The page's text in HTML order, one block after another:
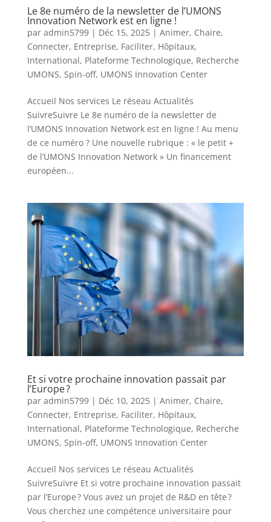
Le 8e numéro de la newsletter de l’UMONS
Innovation Network est en ligne !
par admin5799| Déc 15, 2025| Animer, Chaire,
Connecter, Entreprise, Faciliter, Hôpitaux,
International, Plateforme Technologique, Recherche
UMONS, Spin-off, UMONS Innovation Center
Accueil Nos services Le réseau Actualités
SuivreSuivre Le 8e numéro de la newsletter de
l’UMONS Innovation Network est en ligne ! Au menu
de ce numéro ? Une nouvelle rubrique : « le petit +
de l’UMONS Innovation Network » Un financement
européen...
Et si votre prochaine innovation passait par
l’Europe ?
par admin5799| Déc 10, 2025| Animer, Chaire,
Connecter, Entreprise, Faciliter, Hôpitaux,
International, Plateforme Technologique, Recherche
UMONS, Spin-off, UMONS Innovation Center
Accueil Nos services Le réseau Actualités
SuivreSuivre Et si votre prochaine innovation passait
par l’Europe ? Vous avez un projet de R&D en tête ?
Vous cherchez une compétence universitaire pour